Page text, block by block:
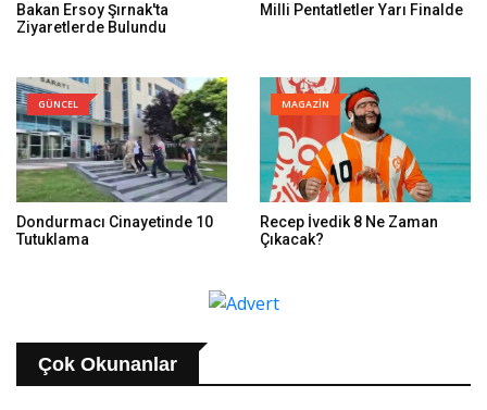
Bakan Ersoy Şırnak'ta
Ziyaretlerde Bulundu
Milli Pentatletler Yarı Finalde
GÜNCEL
Dondurmacı Cinayetinde 10
Tutuklama
MAGAZİN
Recep İvedik 8 Ne Zaman
Çıkacak?
Çok Okunanlar